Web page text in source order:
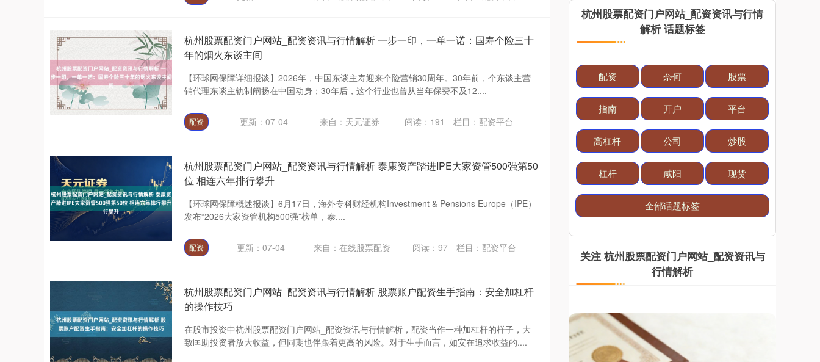
杭州股票配资门户网站_配资资讯与行情解析 一步一印，一单一诺：国寿个险三十
年的烟火东谈主间
【环球网保障详细报谈】2026年，中国东谈主寿迎来个险营销30周年。30年前，个东谈主营
销代理东谈主轨制阐扬在中国动身；30年后，这个行业也曾从当年保费不及12....
配资 更新：07-04 来自：天元证券 阅读： 191 栏目： 配资平台
杭州股票配资门户网站_配资资讯与行情解析 泰康资产踏进IPE大家资管500强第50
位 相连六年排行攀升
【环球网保障概述报谈】6月17日，海外专科财经机构Investment & Pensions Europe（IPE）
发布“2026大家资管机构500强”榜单，泰....
配资 更新：07-04 来自：在线股票配资 阅读： 97 栏目： 配资平台
杭州股票配资门户网站_配资资讯与行情解析 股票账户配资生手指南：安全加杠杆
的操作技巧
在股市投资中杭州股票配资门户网站_配资资讯与行情解析，配资当作一种加杠杆的样子，大
致匡助投资者放大收益，但同期也伴跟着更高的风险。对于生手而言，如安在追求收益的....
基金指数 7242.10 +12.30 +0.17%
国债指数 229.69 +0.04%
7877.80 +164.40
杭州股票配资门户网站_配资资讯与行情
解析 话题标签
配资 奈何 股票
指南 开户 平台
高杠杆 公司 炒股
杠杆 咸阳 现货
全部话题标签
关注 杭州股票配资门户网站_配资资讯与
行情解析